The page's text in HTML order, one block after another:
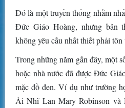
Đó là một truyền thống nhằm
Đức Giáo Hoàng, nhưng bản
không yêu cầu nhất thiết phải
Trong những năm gần đây, một
hoặc nhà nước đã được Đức
mặc đồ đen. Ví dụ như trường
Ái Nhĩ Lan Mary Robinson và